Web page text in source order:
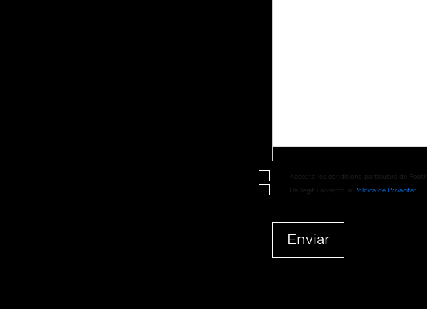
Accepto les condicions particulars de
He llegit i accepto la Política de Privacitat.